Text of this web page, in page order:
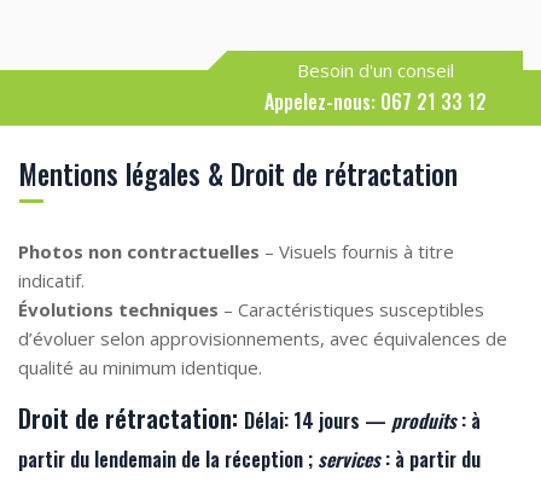
Besoin d'un conseil
Appelez-nous: 067 21 33 12
Mentions légales & Droit de rétractation
Photos non contractuelles – Visuels fournis à titre
indicatif.
Évolutions techniques – Caractéristiques susceptibles
d’évoluer selon approvisionnements, avec équivalences de
qualité au minimum identique.
Droit de rétractation: Délai: 14 jours — produits: à
partir du lendemain de la réception ; services: à partir du